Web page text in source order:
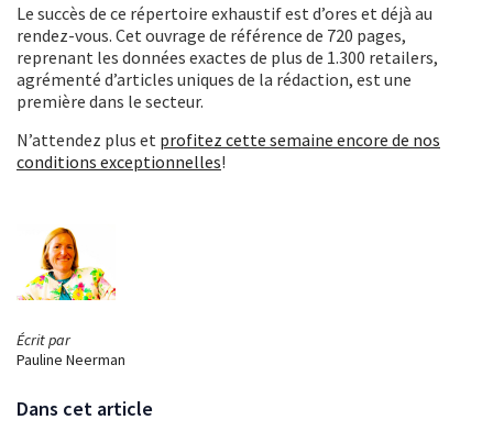
Écrit par
Pauline Neerman
Dans cet article
Le succès de ce répertoire exhaustif est d’ores et déjà au
rendez-vous. Cet ouvrage de référence de 720 pages,
reprenant les données exactes de plus de 1.300 retailers,
agrémenté d’articles uniques de la rédaction, est une
première dans le secteur.
N’attendez plus et profitez cette semaine encore de nos
conditions exceptionnelles!